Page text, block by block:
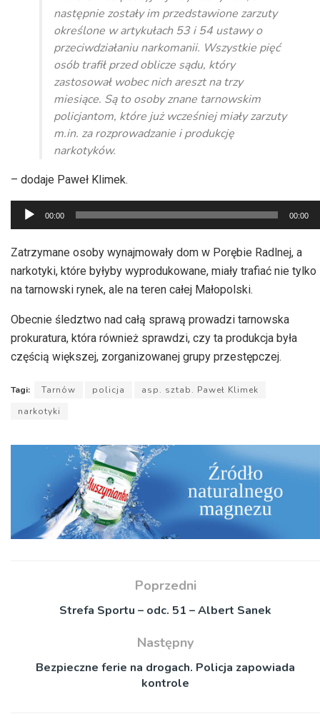
następnie zostały im przedstawione zarzuty
określone w artykułach 53 i 54 ustawy o
przeciwdziałaniu narkomanii. Wszystkie pięć
osób trafił przed oblicze sądu, który
zastosował wobec nich areszt na trzy
miesiące. Są to osoby znane tarnowskim
policjantom, które już wcześniej miały zarzuty
m.in. za rozprowadzanie i produkcję
narkotyków.
– dodaje Paweł Klimek.
Odtwarzacz
plików
dźwiękowych
00:00 00:00
Zatrzymane osoby wynajmowały dom w Porębie Radlnej, a
narkotyki, które byłyby wyprodukowane, miały trafiać nie tylko
na tarnowski rynek, ale na teren całej Małopolski.
Obecnie śledztwo nad całą sprawą prowadzi tarnowska
prokuratura, która również sprawdzi, czy ta produkcja była
częścią większej, zorganizowanej grupy przestępczej.
Tagi: Tarnów policja
asp. sztab. Paweł Klimek
narkotyki
Poprzedni
Strefa Sportu – odc. 51 – Albert Sanek
Następny
Bezpieczne ferie na drogach. Policja zapowiada
kontrole